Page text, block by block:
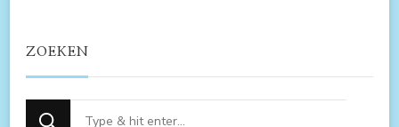
ZOEKEN
Op